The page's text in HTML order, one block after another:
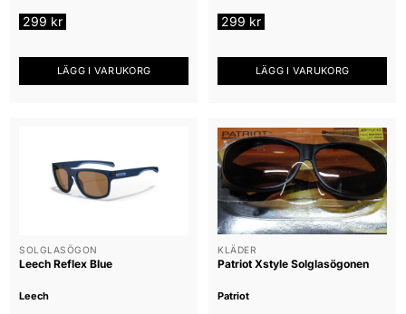
299 kr
LÄGG I VARUKORG
299 kr
LÄGG I VARUKORG
SOLGLASÖGON
Leech Reflex Blue
Leech
KLÄDER
Patriot Xstyle Solglasögonen
Patriot